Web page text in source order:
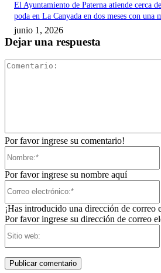
El Ayuntamiento de Paterna atiende cerca
poda en La Canyada en dos meses con una
junio 1, 2026
Dejar una respuesta
Por favor ingrese su comentario!
Por favor ingrese su nombre aquí
¡Has introducido una dirección de correo
Por favor ingrese su dirección de correo